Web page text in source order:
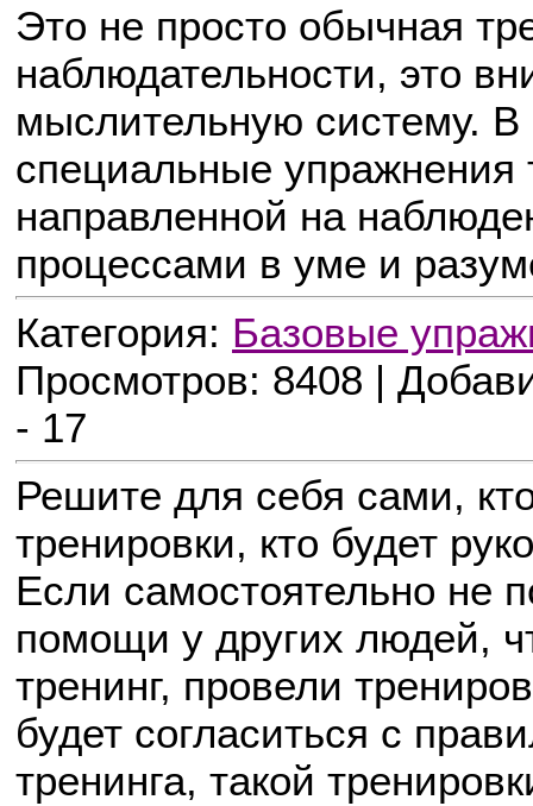
Это не просто обычная
наблюдательности, это
мыслительную систему. В
специальные упражнения
направленной на
процессами в уме и
Категория: Базовые
Просмотров: 8408 |
- 17
Решите для себя сами,
тренировки, кто будет
Если самостоятельно не
помощи у других людей,
тренинг, провели
будет согласиться с
тренинга, такой